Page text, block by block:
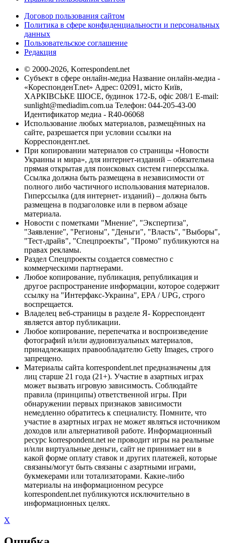
Договор пользования сайтом
Политика в сфере конфиденциальности и персональных
данных
Пользовательское соглашение
Редакция
© 2000-2026, Korrespondent.net
Субъект в сфере онлайн-медиа Название онлайн-медиа -
«КореспонденТ.net» Адрес: 02091, місто Київ,
ХАРКІВСЬКЕ ШОСЕ, будинок 172-Б, офіс 208/1 E-mail:
sunlight@mediadim.com.ua Телефон: 044-205-43-00
Идентификатор медиа - R40-06068
Использование любых материалов, размещённых на
сайте, разрешается при условии ссылки на
Корреспондент.net.
При копировании материалов со страницы «Новости
Украины и мира», для интернет-изданий – обязательна
прямая открытая для поисковых систем гиперссылка.
Ссылка должна быть размещена в независимости от
полного либо частичного использования материалов.
Гиперссылка (для интернет- изданий) – должна быть
размещена в подзаголовке или в первом абзаце
материала.
Новости с пометками "Мнение", "Экспертиза",
"Заявление", "Регионы", "Деньги", "Власть", "Выборы",
"Тест-драйв", "Спецпроекты", "Промо" публикуются на
правах рекламы.
Раздел Спецпроекты создается совместно с
коммерческими партнерами.
Любое копирование, публикация, републикация и
другое распространение информации, которое содержит
ссылку на "Интерфакс-Украина", EPA / UPG, строго
воспрещается.
Владелец веб-страницы в разделе Я- Корреспондент
является автор публикации.
Любое копирование, перепечатка и воспроизведение
фотографий и/или аудиовизуальных материалов,
принадлежащих правообладателю Getty Images, строго
запрещено.
Материалы сайта korrespondent.net предназначены для
лиц старше 21 года (21+). Участие в азартных играх
может вызвать игровую зависимость. Соблюдайте
правила (принципы) ответственной игры. При
обнаружении первых признаков зависимости
немедленно обратитесь к специалисту. Помните, что
участие в азартных играх не может являться источником
доходов или альтернативой работе. Информационный
ресурс korrespondent.net не проводит игры на реальные
и/или виртуальные деньги, сайт не принимает ни в
какой форме оплату ставок и других платежей, которые
связаны/могут быть связаны с азартными играми,
букмекерами или тотализаторами. Какие-либо
материалы на информационном ресурсе
korrespondent.net публикуются исключительно в
информационных целях.
X